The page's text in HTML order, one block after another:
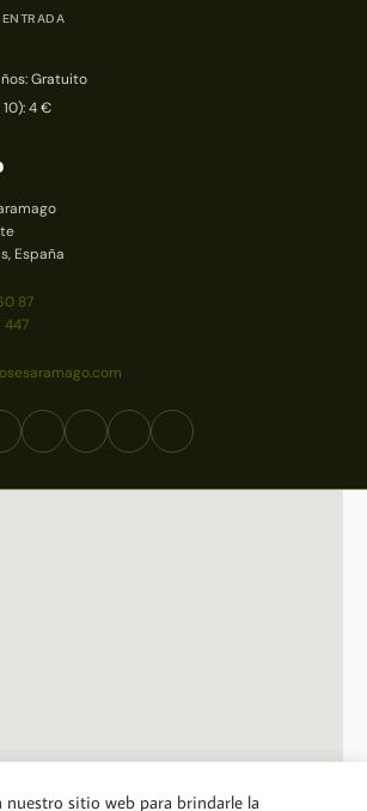
Gratuito
4 €
España
87
447
nuestro sitio web para brindarle la